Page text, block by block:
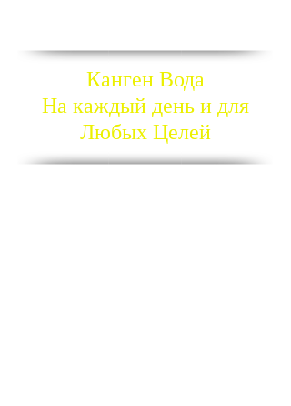
Канген Вода
На каждый день и для
Любых Целей